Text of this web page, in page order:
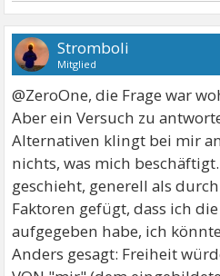
Stromboli
Mitglied
@ZeroOne, die Frage war
Aber ein Versuch zu
Alternativen klingt bei mir
nichts, was mich
geschieht, generell als
Faktoren gefügt, dass ich
aufgegeben habe, ich
Anders gesagt: Freiheit